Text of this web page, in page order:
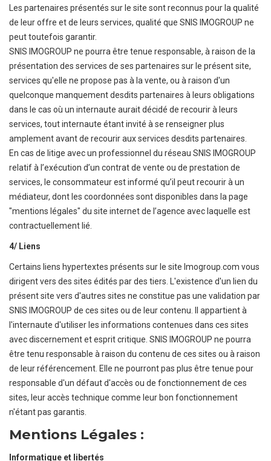
Les partenaires présentés sur le site sont reconnus pour la qualité
de leur offre et de leurs services, qualité que SNIS IMOGROUP ne
peut toutefois garantir.
SNIS IMOGROUP ne pourra être tenue responsable, à raison de la
présentation des services de ses partenaires sur le présent site,
services qu'elle ne propose pas à la vente, ou à raison d'un
quelconque manquement desdits partenaires à leurs obligations
dans le cas où un internaute aurait décidé de recourir à leurs
services, tout internaute étant invité à se renseigner plus
amplement avant de recourir aux services desdits partenaires.
En cas de litige avec un professionnel du réseau SNIS IMOGROUP
relatif à l’exécution d’un contrat de vente ou de prestation de
services, le consommateur est informé qu’il peut recourir à un
médiateur, dont les coordonnées sont disponibles dans la page
"mentions légales" du site internet de l’agence avec laquelle est
contractuellement lié.
4/ Liens
Certains liens hypertextes présents sur le site Imogroup.com vous
dirigent vers des sites édités par des tiers. L'existence d'un lien du
présent site vers d'autres sites ne constitue pas une validation par
SNIS IMOGROUP de ces sites ou de leur contenu. Il appartient à
l'internaute d'utiliser les informations contenues dans ces sites
avec discernement et esprit critique. SNIS IMOGROUP ne pourra
être tenu responsable à raison du contenu de ces sites ou à raison
de leur référencement. Elle ne pourront pas plus être tenue pour
responsable d'un défaut d'accès ou de fonctionnement de ces
sites, leur accès technique comme leur bon fonctionnement
n'étant pas garantis.
Mentions Légales :
Informatique et libertés